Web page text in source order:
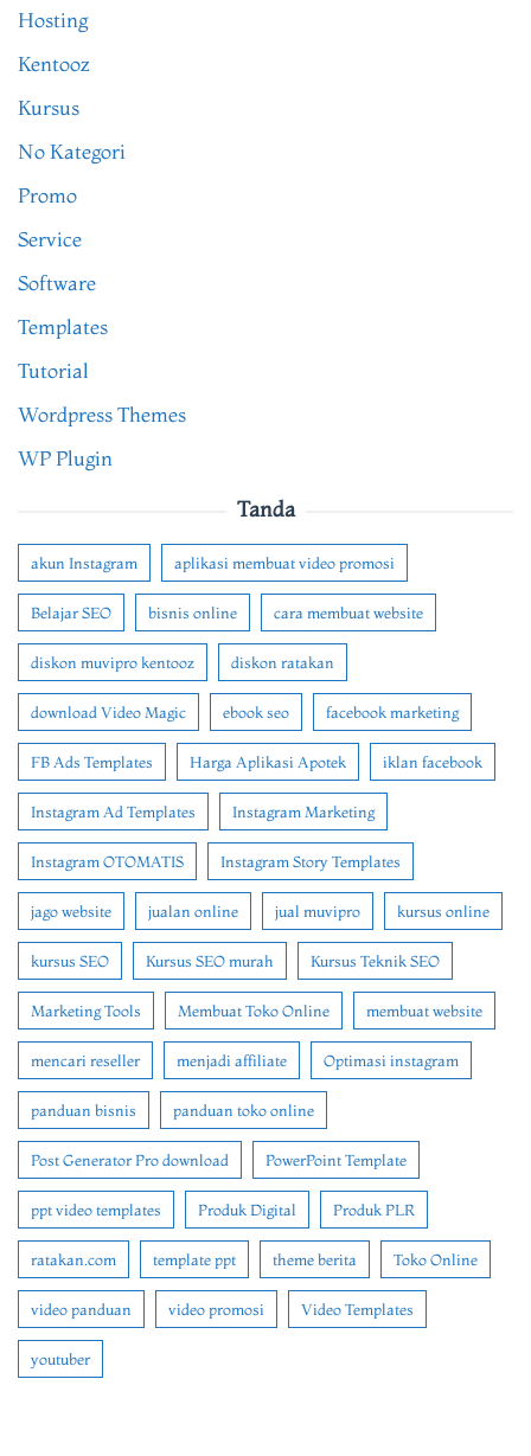
Hosting
Kentooz
Kursus
No Kategori
Promo
Service
Software
Templates
Tutorial
Wordpress Themes
WP Plugin
Tanda
akun Instagram aplikasi membuat video promosi
Belajar SEO bisnis online cara membuat website
diskon muvipro kentooz diskon ratakan
download Video Magic ebook seo facebook marketing
FB Ads Templates Harga Aplikasi Apotek iklan facebook
Instagram Ad Templates Instagram Marketing
Instagram OTOMATIS Instagram Story Templates
jago website jualan online jual muvipro kursus online
kursus SEO Kursus SEO murah Kursus Teknik SEO
Marketing Tools Membuat Toko Online membuat website
mencari reseller menjadi affiliate Optimasi instagram
panduan bisnis panduan toko online
Post Generator Pro download PowerPoint Template
ppt video templates Produk Digital Produk PLR
ratakan.com template ppt theme berita Toko Online
video panduan video promosi Video Templates
youtuber